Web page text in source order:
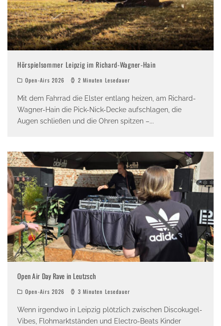
Hörspielsommer Leipzig im Richard-Wagner-Hain
Open-Airs 2026 2 Minuten Lesedauer
Mit dem Fahrrad die Elster entlang heizen, am Richard-
Wagner-Hain die Pick-Nick-Decke aufschlagen, die
Augen schließen und die Ohren spitzen –...
Open Air Day Rave in Leutzsch
Open-Airs 2026 3 Minuten Lesedauer
Wenn irgendwo in Leipzig plötzlich zwischen Discokugel-
Vibes, Flohmarktständen und Electro-Beats Kinder